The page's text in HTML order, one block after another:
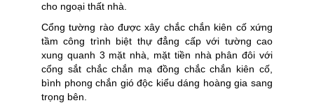
cho ngoại thất nhà.
Cổng tường rào được xây chắc chắn kiên cố xứng
tầm công trình biệt thự đẳng cấp với tường cao
xung quanh 3 mặt nhà, mặt tiền nhà phân đôi với
cổng sắt chắc chắn mạ đồng chắc chắn kiên cố,
bình phong chắn gió độc kiểu dáng hoàng gia sang
trọng bên.